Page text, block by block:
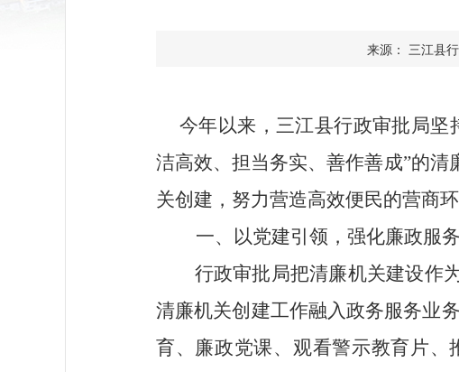
来源： 三江县
今年以来，三江县行政审批局坚
洁高效、担当务实、善作善成”的清
关创建，努力营造高效便民的营商环
一、以党建引领，强化廉政服
行政审批局把清廉机关建设作
清廉机关创建工作融入政务服务业务
育、廉政党课、观看警示教育片